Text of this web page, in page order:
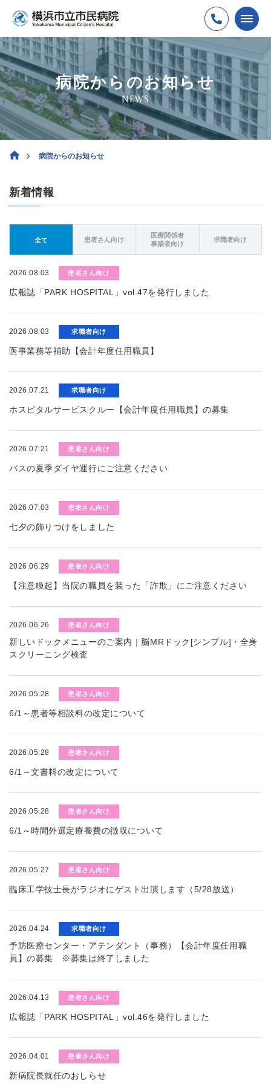
病院からのお知らせ
NEWS
病院からのお知らせ
新着情報
全て 患者さん向け
医療関係者
事業者向け
求職者向け
2026.08.03 患者さん向け
広報誌「PARK HOSPITAL」vol.47を発行しました
2026.08.03 求職者向け
医事業務等補助【会計年度任用職員】
2026.07.21 求職者向け
ホスピタルサービスクルー【会計年度任用職員】の募集
2026.07.21 患者さん向け
バスの夏季ダイヤ運行にご注意ください
2026.07.03 患者さん向け
七夕の飾りつけをしました
2026.06.29 患者さん向け
【注意喚起】当院の職員を装った「詐欺」にご注意ください
2026.06.26 患者さん向け
新しいドックメニューのご案内｜脳MRドック[シンプル]・全身
スクリーニング検査
2026.05.28 患者さん向け
6/1～患者等相談料の改定について
2026.05.28 患者さん向け
6/1～文書料の改定について
2026.05.28 患者さん向け
6/1～時間外選定療養費の徴収について
2026.05.27 患者さん向け
臨床工学技士長がラジオにゲスト出演します（5/28放送）
2026.04.24 求職者向け
予防医療センター・アテンダント（事務）【会計年度任用職
員】の募集 ※募集は終了しました
2026.04.13 患者さん向け
広報誌「PARK HOSPITAL」vol.46を発行しました
2026.04.01 患者さん向け
新病院長就任のおしらせ